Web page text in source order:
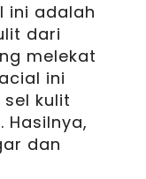
ini adalah
dari
melekat
ini
kulit
Hasilnya,
dan